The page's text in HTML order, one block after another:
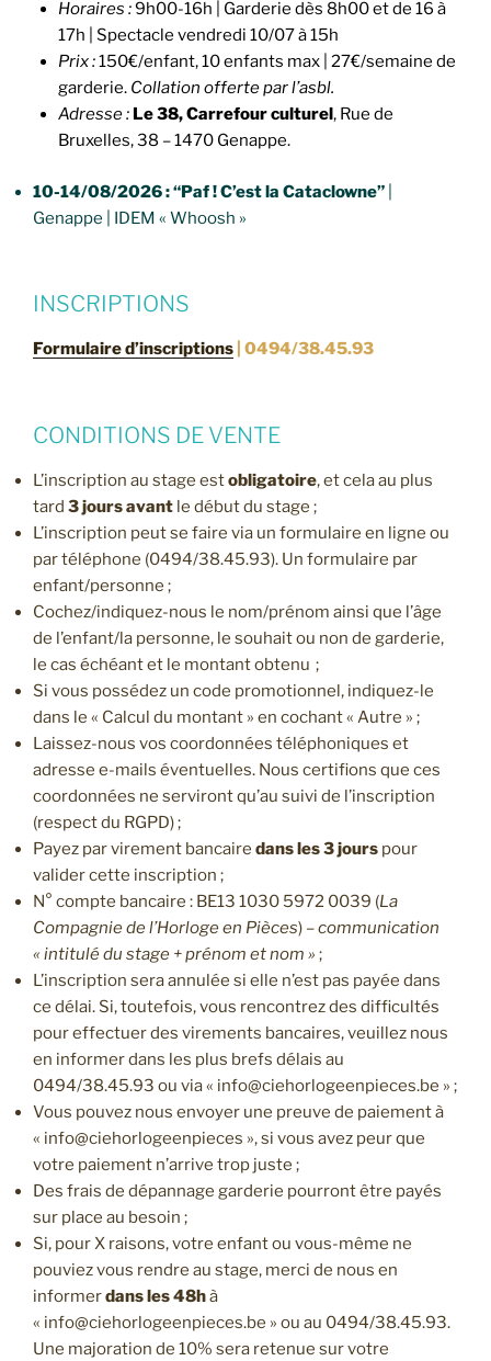
Horaires :9h00-16h | Garderie dès 8h00 et de 16 à
17h | Spectacle vendredi 10/07 à 15h
Prix :150€/enfant, 10 enfants max | 27€/semaine de
garderie. Collation offerte par l’asbl.
Adresse : Le 38, Carrefour culturel, Rue de
Bruxelles, 38 – 1470 Genappe.
10-14/08/2026 :“Paf ! C’est la Cataclowne”
Genappe | IDEM « Whoosh »
INSCRIPTIONS
Formulaire d’inscriptions | 0494/38.45.93
CONDITIONS DE VENTE
L’inscription au stage estobligatoire, et cela au plus
tard 3 jours avant le début du stage ;
L’inscription peut se faire via un formulaire en ligne ou
par téléphone (0494/38.45.93). Un formulaire par
enfant/personne ;
Cochez/indiquez-nous le nom/prénom ainsi que l’âge
de l’enfant/la personne, le souhait ou non de garderie,
le cas échéant et le montant obtenu ;
Si vous possédez un code promotionnel, indiquez-le
dans le « Calcul du montant » en cochant « Autre » ;
Laissez-nous vos coordonnées téléphoniques et
adresse e-mails éventuelles. Nous certifions que ces
coordonnées ne serviront qu’au suivi de l’inscription
(respect du RGPD) ;
Payez par virement bancaire dans les 3 jours pour
valider cette inscription ;
N° compte bancaire : BE13 1030 5972 0039 (La
Compagnie de l’Horloge en Pièces) –communication
« intitulé du stage + prénom et nom » ;
L’inscription sera annulée si elle n’est pas payée dans
ce délai. Si, toutefois, vous rencontrez des difficultés
pour effectuer des virements bancaires, veuillez nous
en informer dans les plus brefs délais au
0494/38.45.93 ou via « info@ciehorlogeenpieces.be » ;
Vous pouvez nous envoyer une preuve de paiement à
« info@ciehorlogeenpieces », si vous avez peur que
votre paiement n’arrive trop juste ;
Des frais de dépannage garderie pourront être payés
sur place au besoin ;
Si, pour X raisons, votre enfant ou vous-même ne
pouviez vous rendre au stage, merci de nous en
informerdans les 48hà
« info@ciehorlogeenpieces.be » ou au 0494/38.45.93.
Une majoration de 10% sera retenue sur votre